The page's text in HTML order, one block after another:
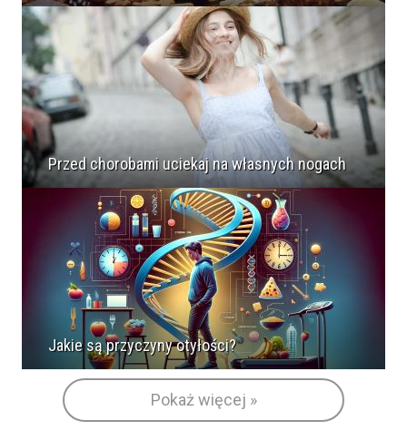
Przed chorobami uciekaj na własnych nogach
Jakie są przyczyny otyłości?
Pokaż więcej »